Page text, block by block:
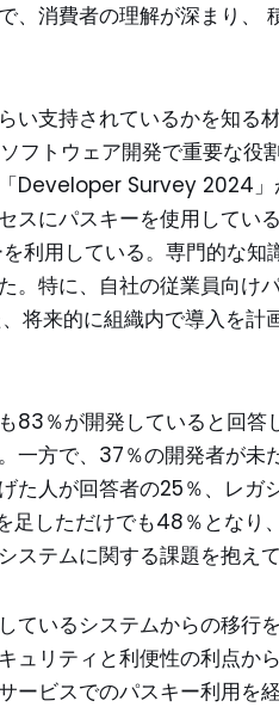
、消費者の理解が深まり、
い支持されているかを知る
フトウェア開発で重要な役
Developer Survey 2024」
スにパスキーを使用してい
利用している。専門的な
。特に、自社の従業員向け
将来的に組織内で導入を
83％が開発していると回答
一方で、37％の開発者が
た人が回答者の25％、レガ
足しただけでも48％となり
ステムに関する課題を抱えて
ているシステムからの移行
ュリティと利便性の利点か
ービスでのパスキー利用を